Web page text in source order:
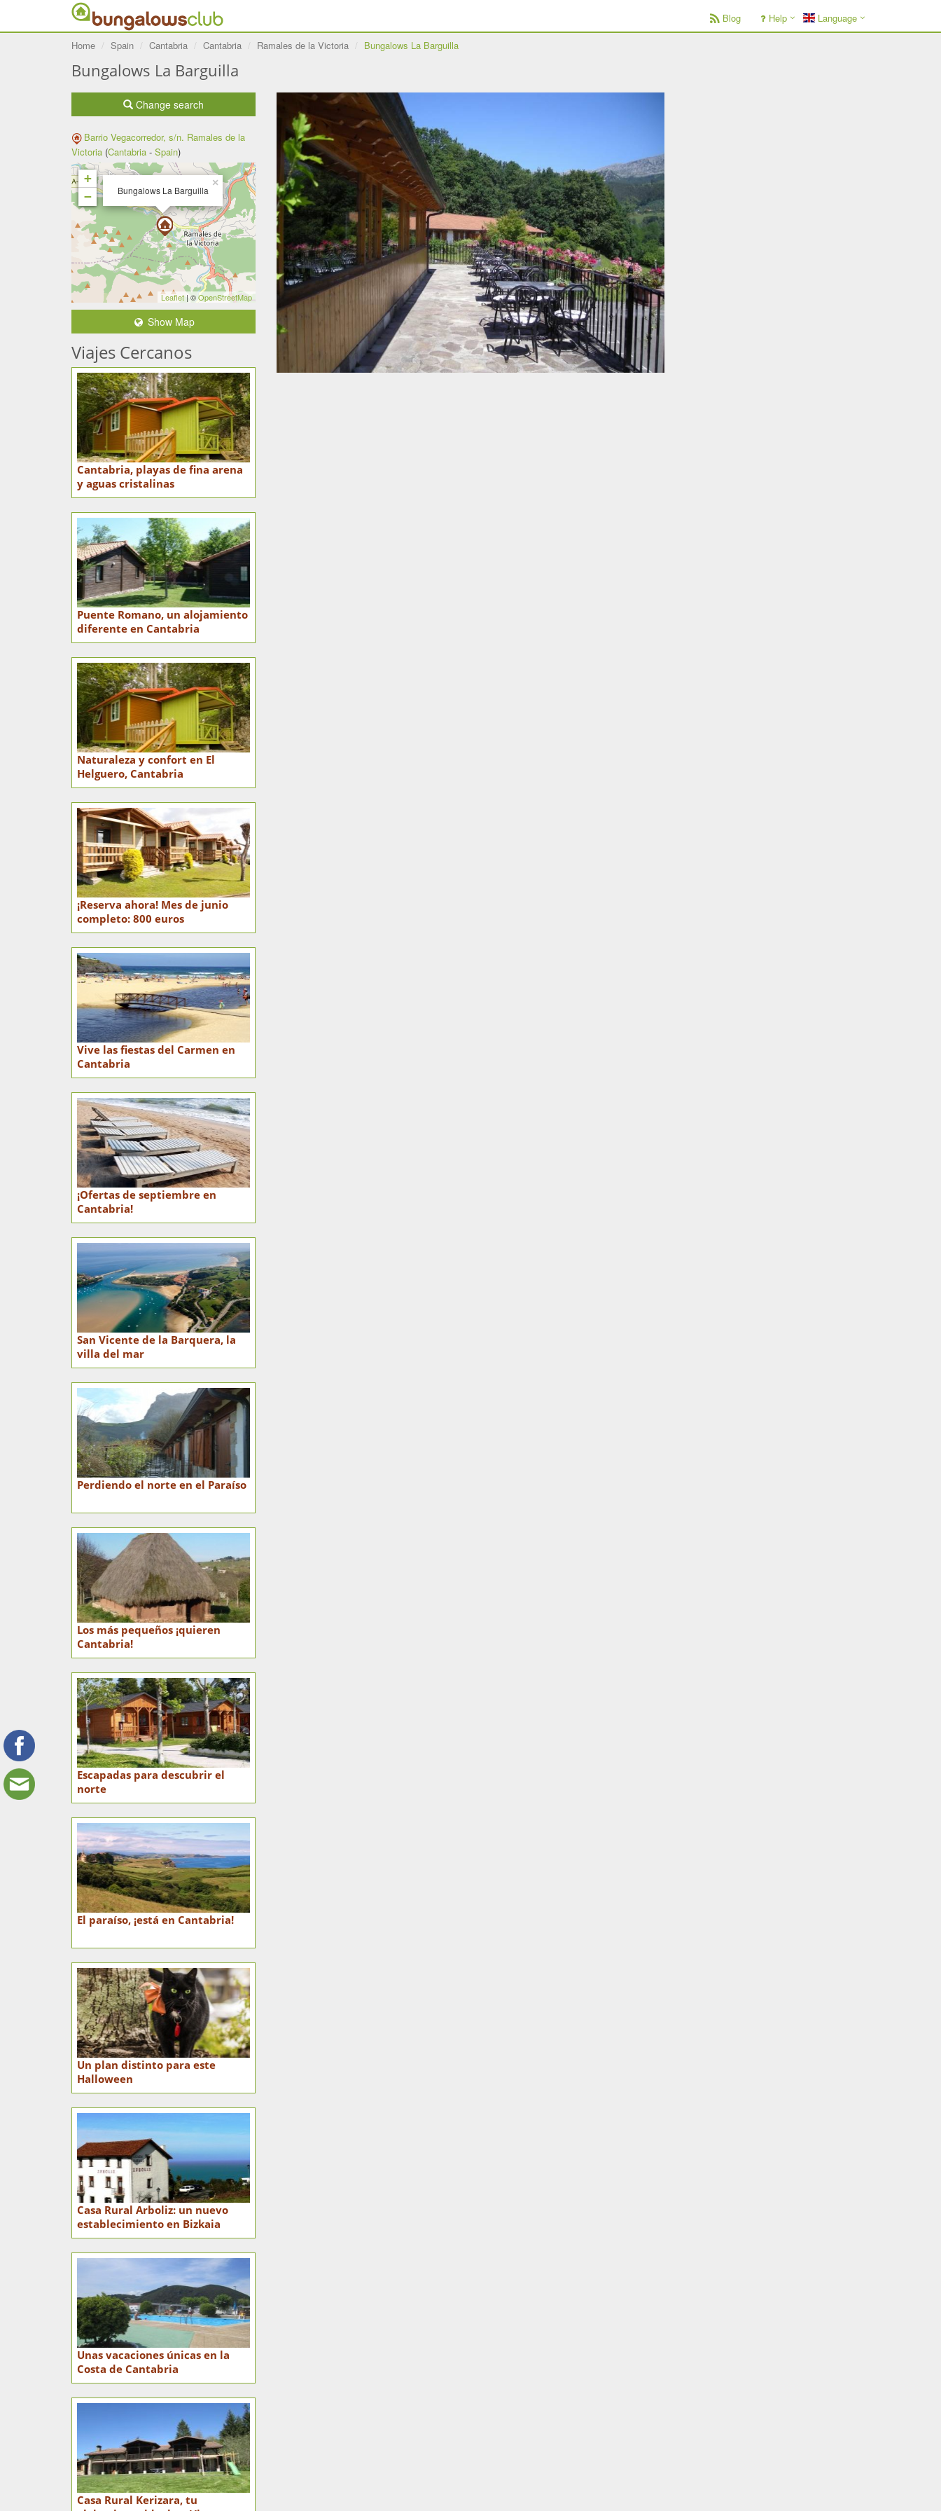
Blog Help Language
Home Spain Cantabria Cantabria Ramales de la Victoria Bungalows La Barguilla
Bungalows La Barguilla
Change search
Barrio Vegacorredor, s/n. Ramales de la
Victoria (Cantabria - Spain)
Bungalows La Barguilla
×
+
−
Leaflet| ©OpenStreetMap
Show Map
Viajes Cercanos
Cantabria, playas de fina arena
y aguas cristalinas
Puente Romano, un alojamiento
diferente en Cantabria
Naturaleza y confort en El
Helguero, Cantabria
¡Reserva ahora! Mes de junio
completo: 800 euros
Vive las fiestas del Carmen en
Cantabria
¡Ofertas de septiembre en
Cantabria!
San Vicente de la Barquera, la
villa del mar
Perdiendo el norte en el Paraíso
Los más pequeños ¡quieren
Cantabria!
Escapadas para descubrir el
norte
El paraíso, ¡está en Cantabria!
Un plan distinto para este
Halloween
Casa Rural Arboliz: un nuevo
establecimiento en Bizkaia
Unas vacaciones únicas en la
Costa de Cantabria
Casa Rural Kerizara, tu